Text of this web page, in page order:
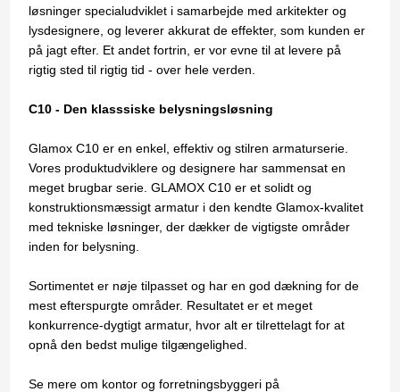
løsninger specialudviklet i samarbejde med arkitekter og
lysdesignere, og leverer akkurat de effekter, som kunden er
på jagt efter. Et andet fortrin, er vor evne til at levere på
rigtig sted til rigtig tid - over hele verden.
C10 - Den klasssiske belysningsløsning
Glamox C10 er en enkel, effektiv og stilren armaturserie.
Vores produktudviklere og designere har sammensat en
meget brugbar serie. GLAMOX C10 er et solidt og
konstruktionsmæssigt armatur i den kendte Glamox-kvalitet
med tekniske løsninger, der dækker de vigtigste områder
inden for belysning.
Sortimentet er nøje tilpasset og har en god dækning for de
mest efterspurgte områder. Resultatet er et meget
konkurrence-dygtigt armatur, hvor alt er tilrettelagt for at
opnå den bedst mulige tilgængelighed.
Se mere om kontor og forretningsbyggeri på